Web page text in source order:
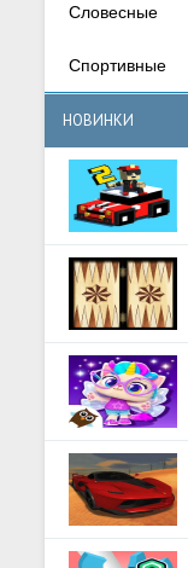
Словесные
Спортивные
НОВИНКИ